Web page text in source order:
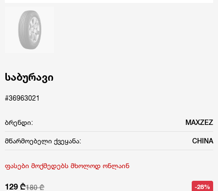
საბურავი
#36963021
ბრენდი: MAXZEZ
მწარმოებელი ქვეყანა: CHINA
ფასები მოქმედებს მხოლოდ ონლაინ
129 ₾180 ₾ -28%